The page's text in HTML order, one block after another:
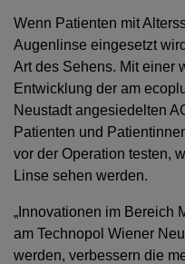
Wenn Patienten mit
Augenlinse eingesetzt
Art des Sehens. Mit einer
Entwicklung der am
Neustadt angesiedelten
Patienten und
vor der Operation testen,
Linse sehen werden.
„Innovationen im Bereich
am Technopol Wiener
werden, verbessern die